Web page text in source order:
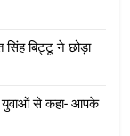
सिंह बिट्टू ने छोड़ा
युवाओं से कहा- आपके